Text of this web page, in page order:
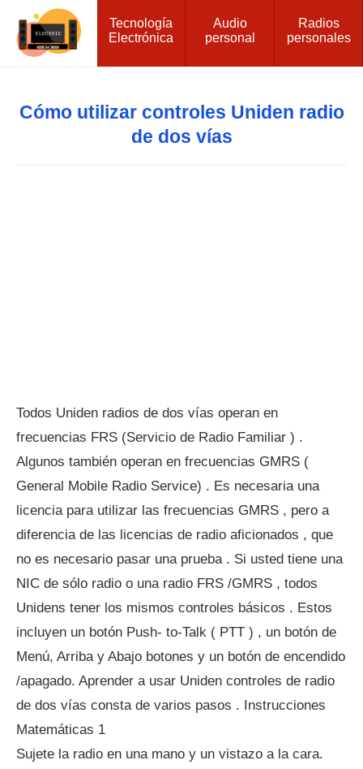
Tecnología
Electrónica
Audio
personal
Radios
personales
Cómo utilizar controles Uniden radio
de dos vías
Todos Uniden radios de dos vías operan en
frecuencias FRS (Servicio de Radio Familiar ) .
Algunos también operan en frecuencias GMRS (
General Mobile Radio Service) . Es necesaria una
licencia para utilizar las frecuencias GMRS , pero a
diferencia de las licencias de radio aficionados , que
no es necesario pasar una prueba . Si usted tiene una
NIC de sólo radio o una radio FRS /GMRS , todos
Unidens tener los mismos controles básicos . Estos
incluyen un botón Push- to-Talk ( PTT ) , un botón de
Menú, Arriba y Abajo botones y un botón de encendido
/apagado. Aprender a usar Uniden controles de radio
de dos vías consta de varios pasos . Instrucciones
Matemáticas 1
Sujete la radio en una mano y un vistazo a la cara.